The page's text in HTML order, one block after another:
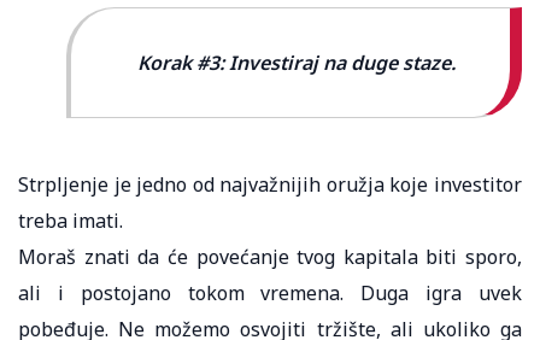
Korak #3: Investiraj na duge staze.
Strpljenje je jedno od najvažnijih oružja koje investitor
treba imati.
Moraš znati da će povećanje tvog kapitala biti sporo,
ali i postojano tokom vremena. Duga igra uvek
pobeđuje. Ne možemo osvojiti tržište, ali ukoliko ga